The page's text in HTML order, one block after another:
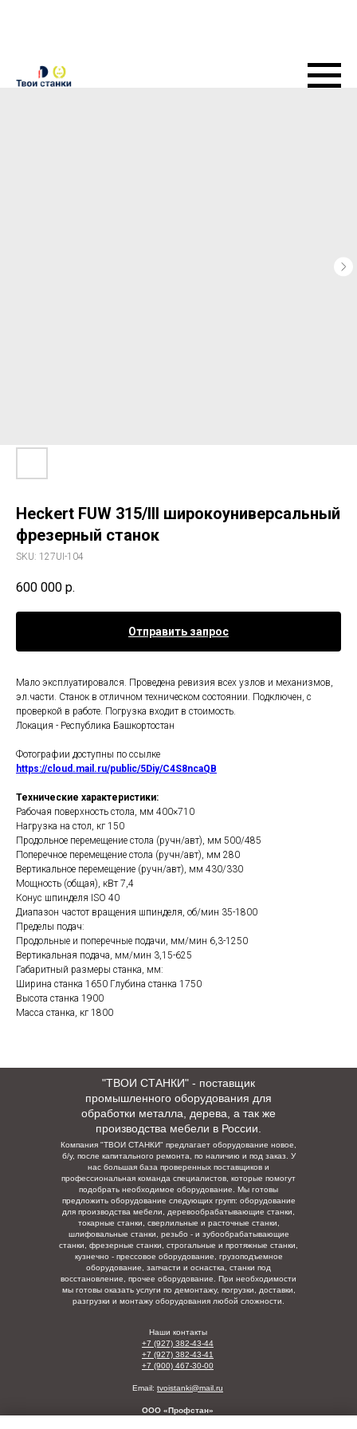
Heckert FUW 315/III широкоуниверсальный
фрезерный станок
SKU: 127UI-104
600 000 р.
Отправить запрос
Мало эксплуатировался. Проведена ревизия всех узлов и механизмов,
эл.части. Станок в отличном техническом состоянии. Подключен, с
проверкой в работе. Погрузка входит в стоимость.
Локация - Республика Башкортостан
Фотографии доступны по ссылке
https://cloud.mail.ru/public/5Diy/C4S8ncaQB
Технические характеристики:
Рабочая поверхность стола, мм 400×710
Нагрузка на стол, кг 150
Продольное перемещение стола (ручн/авт), мм 500/485
Поперечное перемещение стола (ручн/авт), мм 280
Вертикальное перемещение (ручн/авт), мм 430/330
Мощность (общая), кВт 7,4
Конус шпинделя ISO 40
Диапазон частот вращения шпинделя, об/мин 35-1800
Пределы подач:
Продольные и поперечные подачи, мм/мин 6,3-1250
Вертикальная подача, мм/мин 3,15-625
Габаритный размеры станка, мм:
Ширина станка 1650 Глубина станка 1750
Высота станка 1900
Масса станка, кг 1800
"ТВОИ СТАНКИ" - поставщик
промышленного оборудования для
обработки металла, дерева, а так же
производства мебели в России.
Компания "ТВОИ СТАНКИ" предлагает оборудование новое,
б/у, после капитального ремонта, по наличию и под заказ. У
нас большая база проверенных поставщиков и
профессиональная команда специалистов, которые помогут
подобрать необходимое оборудование. Мы готовы
предложить оборудование следующих групп: оборудование
для производства мебели, деревообрабатывающие станки,
токарные станки, сверлильные и расточные станки,
шлифовальные станки, резьбо - и зубообрабатывающие
станки, фрезерные станки, строгальные и протяжные станки,
кузнечно - прессовое оборудование, грузоподъемное
оборудование, запчасти и оснастка, станки под
восстановление, прочее оборудование. При необходимости
мы готовы оказать услуги по демонтажу, погрузки, доставки,
разгрузки и монтажу оборудования любой сложности.
Наши контакты
+7 (927) 382-43-44
+7 (927) 382-43-41
+7 (900) 467-30-00
Email: tvoistanki@mail.ru
ООО «Профстан»